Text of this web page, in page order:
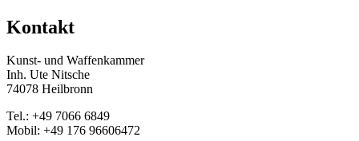
Kontakt
Kunst- und Waffenkammer
Inh. Ute Nitsche
74078 Heilbronn
Tel.: +49 7066 6849
Mobil: +49 176 96606472